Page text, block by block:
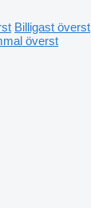
Billigast överst
överst